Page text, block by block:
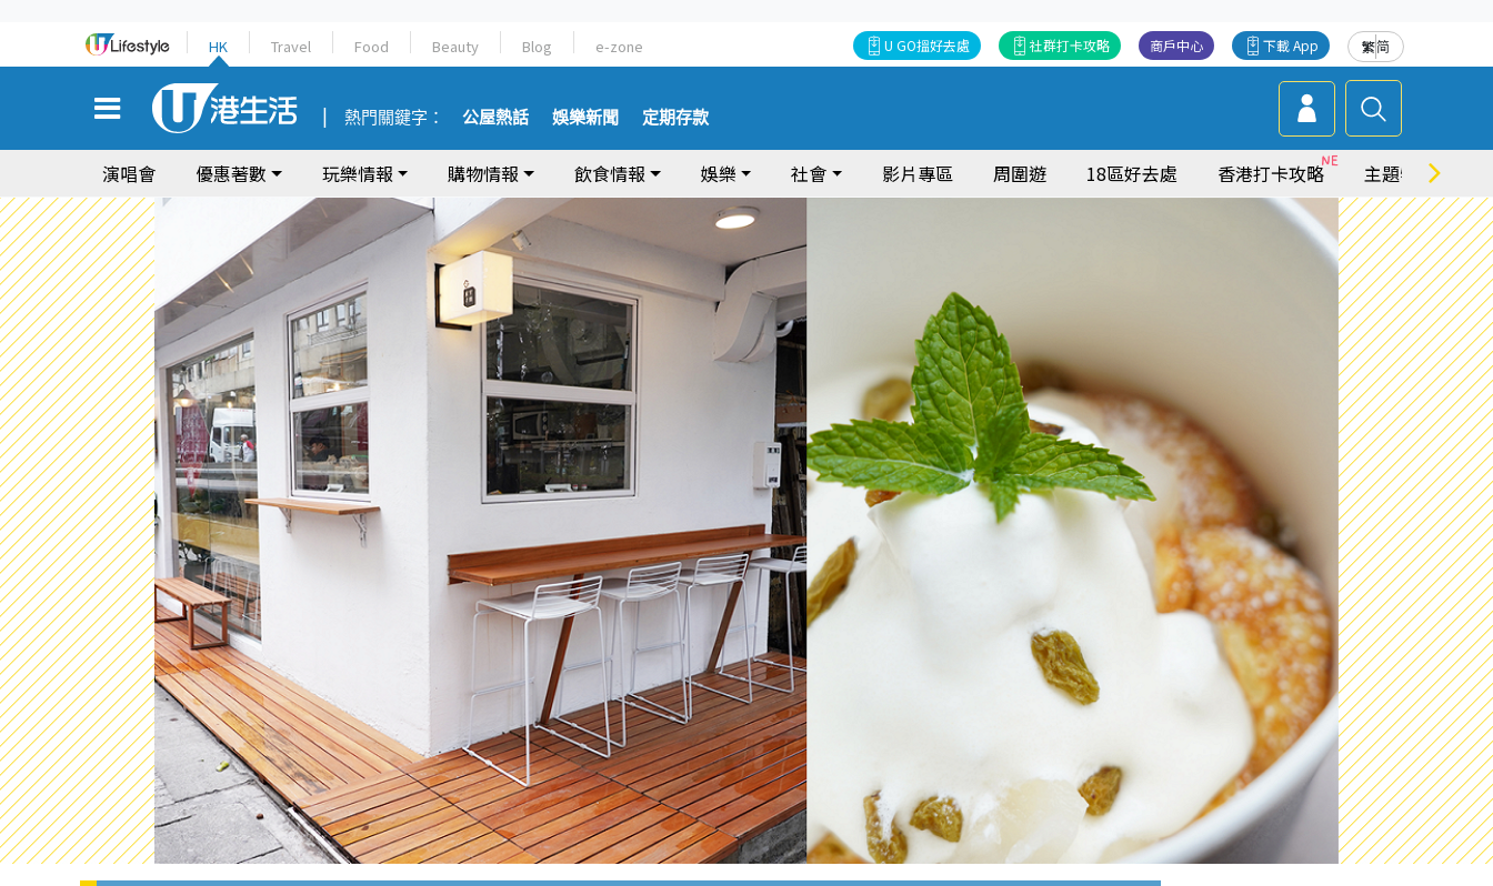
HK Travel Food Beauty Blog e-zone 繁简
下載 App
商戶中心
社群打卡攻略
U GO搵好去處
熱門關鍵字： 公屋熱話 娛樂新聞 定期存款
演唱會 優惠著數 玩樂情報 購物情報 飲食情報 娛樂 社會 影片專區 周圍遊 18區好去處 香港打卡攻略 主題特集